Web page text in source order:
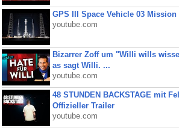
GPS III Space Vehicle 03 Mission
youtube.com
Bizarrer Zoff um "Willi wills
as sagt Willi. ...
youtube.com
48 STUNDEN BACKSTAGE mit
Offizieller Trailer
youtube.com